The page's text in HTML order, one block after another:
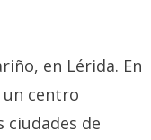
en Lérida. En
un centro
de